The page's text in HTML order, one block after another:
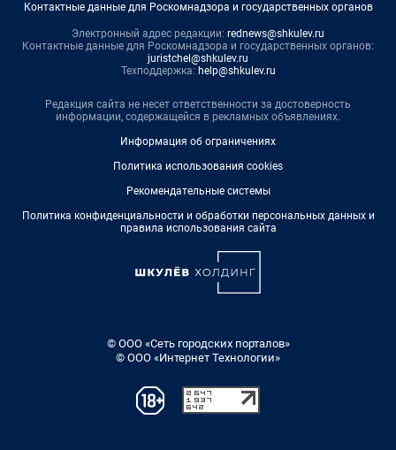
Контактные данные для Роскомнадзора и государственных органов
Электронный адрес редакции: rednews@shkulev.ru
Контактные данные для Роскомнадзора и государственных органов:
juristchel@shkulev.ru
Техподдержка: help@shkulev.ru
Редакция сайта не несет ответственности за достоверность
информации, содержащейся в рекламных объявлениях.
Информация об ограничениях
Политика использования cookies
Рекомендательные системы
Политика конфиденциальности и обработки персональных данных и
правила использования сайта
© ООО «Сеть городских порталов»
© ООО «Интернет Технологии»